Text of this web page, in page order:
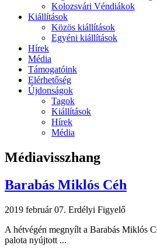
Kolozsvári Véndiákok
Kiállítások
Közös kiállítások
Egyéni kiállítások
Hírek
Média
Támogatóink
Elérhetőség
Újdonságok
Tagok
Kiállítások
Hírek
Média
Médiavisszhang
Barabás Miklós Céh
2019 február 07. Erdélyi Figyelő
A hétvégén megnyílt a Barabás Miklós
palota nyújtott ...